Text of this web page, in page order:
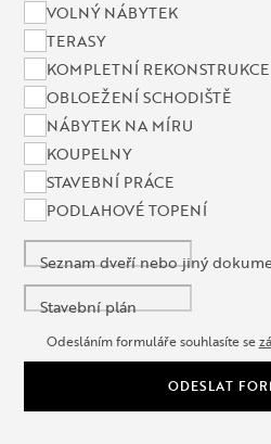
VOLNÝ NÁBYTEK
TERASY
KOMPLETNÍ
OBLOEŽENÍ SCHODIŠTĚ
NÁBYTEK NA MÍRU
KOUPELNY
STAVEBNÍ PRÁCE
PODLAHOVÉ TOPENÍ
Seznam dveří nebo jiný
Stavební plán
Odesláním formuláře souhlasíte se
ODESLAT